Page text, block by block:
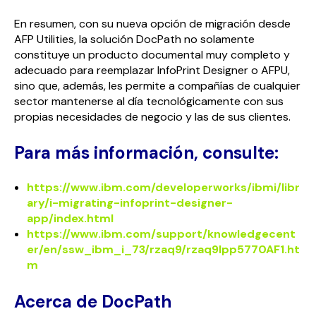
En resumen, con su nueva opción de migración desde
AFP Utilities, la solución DocPath no solamente
constituye un producto documental muy completo y
adecuado para reemplazar InfoPrint Designer o AFPU,
sino que, además, les permite a compañías de cualquier
sector mantenerse al día tecnológicamente con sus
propias necesidades de negocio y las de sus clientes.
Para más información, consulte:
https://www.ibm.com/developerworks/ibmi/libr
ary/i-migrating-infoprint-designer-
app/index.html
https://www.ibm.com/support/knowledgecent
er/en/ssw_ibm_i_73/rzaq9/rzaq9lpp5770AF1.ht
m
Acerca de DocPath